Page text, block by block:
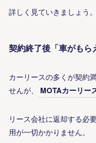
詳しく見ていきましょう。
契約終了後「車がもら
カーリースの多くが契約
せんが、
MOTAカーリー
リース会社に返却する必
用が一切かかりません。